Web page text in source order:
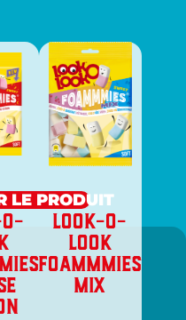
O-
LOOK-O-
LOOK
FOAMMMIES
MIX
LE PRODUIT